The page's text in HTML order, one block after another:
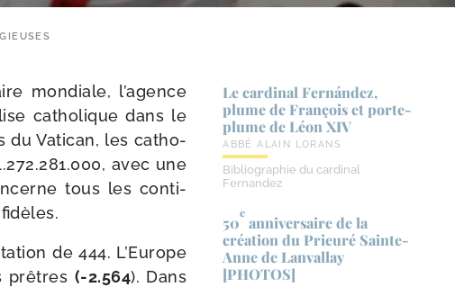
mon­diale, l’agence
catho­lique dans le
du Vatican, les catho­
avec une
tous les conti­
de 444. L’Europe
prêtres (-2.564). Dans
Le cardinal Fernández,
plume de François et porte-​
plume de Léon XIV
ABBÉ ALAIN LORANS
Bibliographie du cardinal
Fernandez
50
e
anniversaire de la
création du Prieuré Sainte-​
Anne de Lanvallay
[PHOTOS]